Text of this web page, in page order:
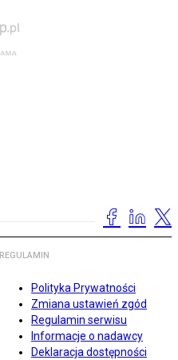
REGULAMIN
Polityka Prywatności
Zmiana ustawień zgód
Regulamin serwisu
Informacje o nadawcy
Deklaracja dostępności